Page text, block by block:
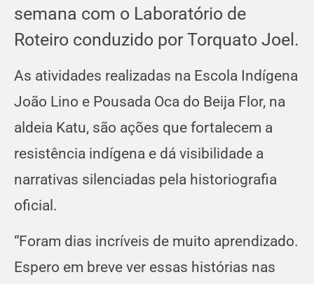
semana com o Laboratório de
Roteiro conduzido por Torquato Joel.
As atividades realizadas na Escola Indígena
João Lino e Pousada Oca do Beija Flor, na
aldeia Katu, são ações que fortalecem a
resistência indígena e dá visibilidade a
narrativas silenciadas pela historiografia
oficial.
“Foram dias incríveis de muito aprendizado.
Espero em breve ver essas histórias nas